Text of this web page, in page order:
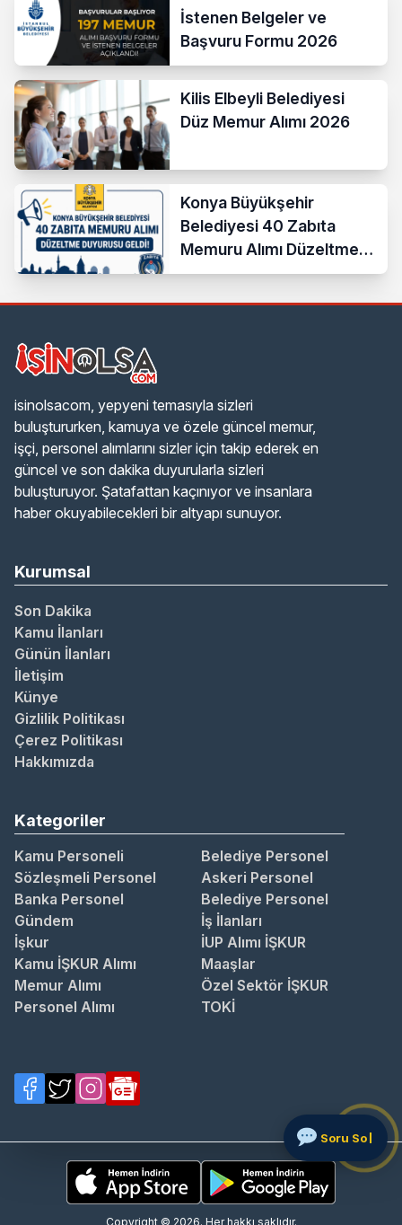
İstenen Belgeler ve
Başvuru Formu 2026
Kilis Elbeyli Belediyesi
Düz Memur Alımı 2026
Konya Büyükşehir
Belediyesi 40 Zabıta
Memuru Alımı Düzeltme
Duyurusu Geldi!
isinolsacom, yepyeni temasıyla sizleri
buluştururken, kamuya ve özele güncel memur,
işçi, personel alımlarını sizler için takip ederek en
güncel ve son dakika duyurularla sizleri
buluşturuyor. Şatafattan kaçınıyor ve insanlara
haber okuyabilecekleri bir altyapı sunuyor.
Kurumsal
Son Dakika
Kamu İlanları
Günün İlanları
İletişim
Künye
Gizlilik Politikası
Çerez Politikası
Hakkımızda
Kategoriler
Kamu Personeli
Belediye Personel
Sözleşmeli Personel
Askeri Personel
Banka Personel
Belediye Personel
Gündem
İş İlanları
İşkur
İUP Alımı İŞKUR
Kamu İŞKUR Alımı
Maaşlar
Memur Alımı
Özel Sektör İŞKUR
Personel Alımı
TOKİ
Copyright © 2026. Her hakkı saklıdır.